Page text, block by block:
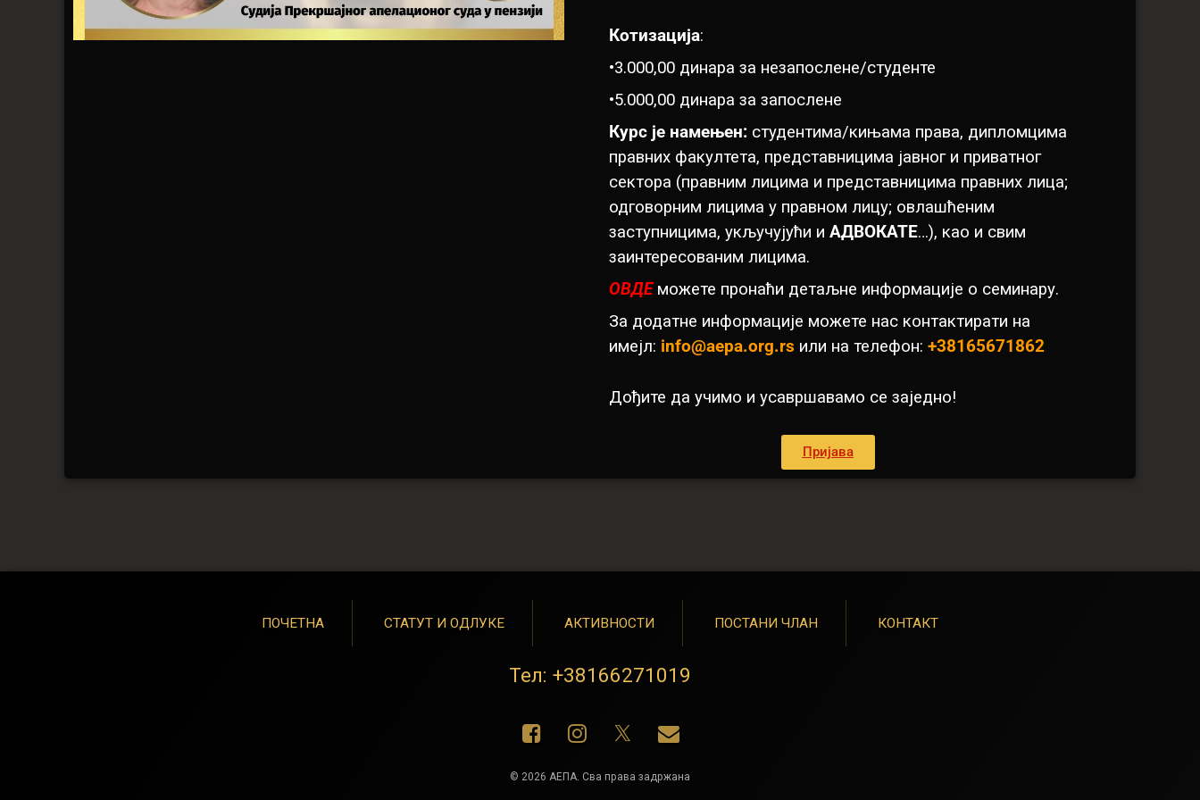
Котизација:
•3.000,00 динара за незапослене/студенте
•5.000,00 динара за запослене
Курс је намењен: студентима/кињама права, дипломцима
правних факултета, представницима јавног и приватног
сектора (правним лицима и представницима правних лица;
одговорним лицима у правном лицу; овлашћеним
заступницима, укључујући и АДВОКАТЕ…), као и свим
заинтересованим лицима.
ОВДЕ можете пронаћи детаљне информације о семинару.
За додатне информације можете нас контактирати на
имејл: info@aepa.org.rs или на телефон: +38165671862
Дођите да учимо и усавршавамо се заједно!
Пријава
ПОЧЕТНА СТАТУТ И ОДЛУКЕ АКТИВНОСТИ ПОСТАНИ ЧЛАН КОНТАКТ
Тел: +38166271019
Фацебоок
ИнстаграмЕ-маил
© 2026 АЕПА. Сва права задржана